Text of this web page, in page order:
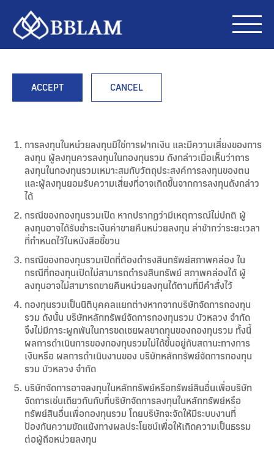
ACCEPT CANCEL
การลงทุนในหน่วยลงทุนมิใช่การฝากเงิน และมีความเสี่ยงของการ
ลงทุน ผู้ลงทุนควรลงทุนในกองทุนรวม ดังกล่าวเมื่อเห็นว่าการ
ลงทุนในกองทุนรวมเหมาะสมกับวัตถุประสงค์การลงทุนของตน
และผู้ลงทุนยอมรับความเสี่ยงที่อาจเกิดขึ้นจากการลงทุนดังกล่าว
ได้
กรณีของกองทุนรวมเปิด หากปรากฏว่ามีเหตุการณ์ไม่ปกติ ผู้
ลงทุนอาจได้รับชำระเงินค่าขายคืนหน่วยลงทุน ล่าช้ากว่าระยะเวลา
ที่กำหนดไว้ในหนังสือชี้ชวน
กรณีของกองทุนรวมเปิดที่ต้องดำรงสินทรัพย์สภาพคล่อง ใน
กรณีที่กองทุนเปิดไม่สามารถดำรงสินทรัพย์ สภาพคล่องได้ ผู้
ลงทุนอาจไม่สามารถขายคืนหน่วยลงทุนได้ตามที่มีคำสั่งไว้
กองทุนรวมเป็นนิติบุคคลแยกต่างหากจากบริษัทจัดการกองทุน
รวม ดังนั้น บริษัทหลักทรัพย์จัดการกองทุนรวม บัวหลวง จำกัด
จึงไม่มีภาระผูกพันในการชดเชยผลขาดทุนของกองทุนรวม ทั้งนี้
ผลการดำเนินการของกองทุนรวมไม่ได้ขึ้นอยู่กับสถานะทางการ
เงินหรือ ผลการดำเนินงานของ บริษัทหลักทรัพย์จัดการกองทุน
รวม บัวหลวง จำกัด
บริษัทจัดการอาจลงทุนในหลักทรัพย์หรือทรัพย์สินอื่นเพื่อบริษัท
จัดการเช่นเดียวกันกับที่บริษัทจัดการลงทุนในหลักทรัพย์หรือ
ทรัพย์สินอื่นเพื่อกองทุนรวม โดยบริษัทจะจัดให้มีระบบงานที่
ป้องกันความขัดแย้งทางผลประโยชน์เพื่อให้เกิดความเป็นธรรม
ต่อผู้ถือหน่วยลงทุน